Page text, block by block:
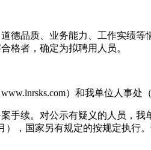
德品质、业务能力、工作实绩
格者，确定为拟聘用人员。
）和我单位人事处
手续。对公示有疑义的人员，
），国家另有规定的按规定执行